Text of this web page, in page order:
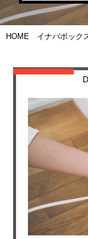
HOME イナバボック